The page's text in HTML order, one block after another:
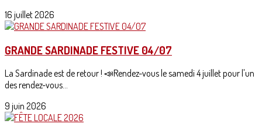
16 juillet 2026
GRANDE SARDINADE FESTIVE 04/07
La Sardinade est de retour ! 📣Rendez-vous le samedi 4 juillet pour l'un
des rendez-vous...
9 juin 2026